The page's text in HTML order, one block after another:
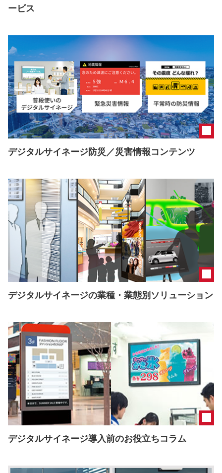
ービス
デジタルサイネージ防災／災害情報コンテンツ
デジタルサイネージの業種・業態別ソリューション
デジタルサイネージ導入前のお役立ちコラム